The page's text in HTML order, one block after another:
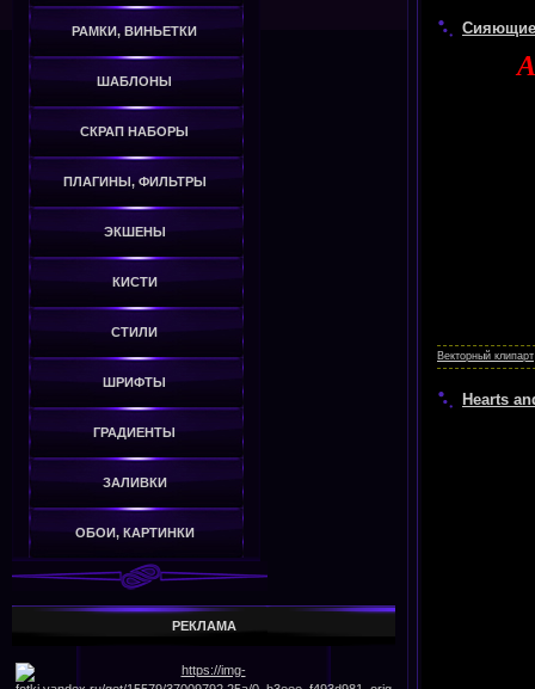
РАМКИ, ВИНЬЕТКИ
ШАБЛОНЫ
СКРАП НАБОРЫ
ПЛАГИНЫ, ФИЛЬТРЫ
ЭКШЕНЫ
КИСТИ
СТИЛИ
ШРИФТЫ
ГРАДИЕНТЫ
ЗАЛИВКИ
ОБОИ, КАРТИНКИ
РЕКЛАМА
Сияющие
Векторный клипарт
Hearts